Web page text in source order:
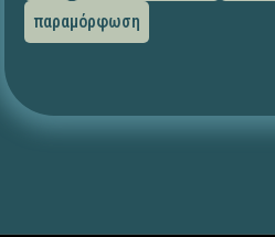
παραμόρφωση